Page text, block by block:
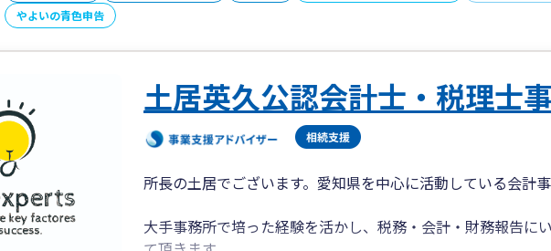
やよいの青色申告
土居英久公認会計士・税理士
所長の土居でございます。愛知県を中心に活動している会計事
大手事務所で培った経験を活かし、税務・会計・財務報告に